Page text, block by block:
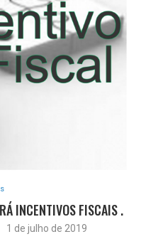
INCENTIVOS FISCAIS .
1 de julho de 2019